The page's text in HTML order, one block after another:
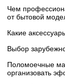
Чем
от бытовой
Какие
Выбор
Поломоечные
организовать